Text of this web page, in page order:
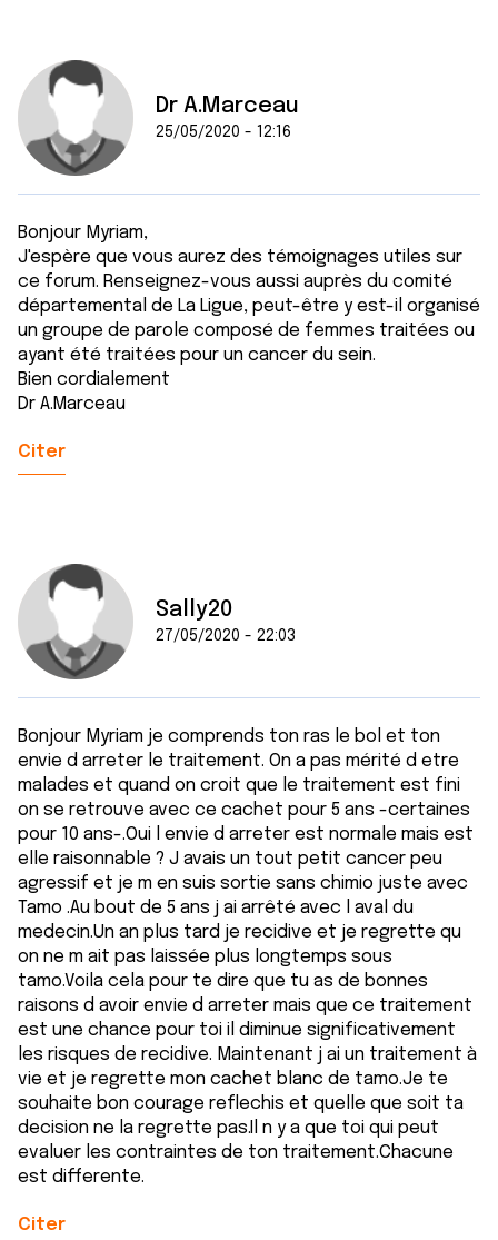
Dr A.Marceau
25/05/2020 - 12:16
Bonjour Myriam,
J'espère que vous aurez des témoignages utiles sur
ce forum. Renseignez-vous aussi auprès du comité
départemental de La Ligue, peut-être y est-il organisé
un groupe de parole composé de femmes traitées ou
ayant été traitées pour un cancer du sein.
Bien cordialement
Dr A.Marceau
Citer
Sally20
27/05/2020 - 22:03
Bonjour Myriam je comprends ton ras le bol et ton
envie d arreter le traitement. On a pas mérité d etre
malades et quand on croit que le traitement est fini
on se retrouve avec ce cachet pour 5 ans -certaines
pour 10 ans-.Oui l envie d arreter est normale mais est
elle raisonnable ? J avais un tout petit cancer peu
agressif et je m en suis sortie sans chimio juste avec
Tamo .Au bout de 5 ans j ai arrêté avec l aval du
medecin.Un an plus tard je recidive et je regrette qu
on ne m ait pas laissée plus longtemps sous
tamo.Voila cela pour te dire que tu as de bonnes
raisons d avoir envie d arreter mais que ce traitement
est une chance pour toi il diminue significativement
les risques de recidive. Maintenant j ai un traitement à
vie et je regrette mon cachet blanc de tamo.Je te
souhaite bon courage reflechis et quelle que soit ta
decision ne la regrette pas.Il n y a que toi qui peut
evaluer les contraintes de ton traitement.Chacune
est differente.
Citer